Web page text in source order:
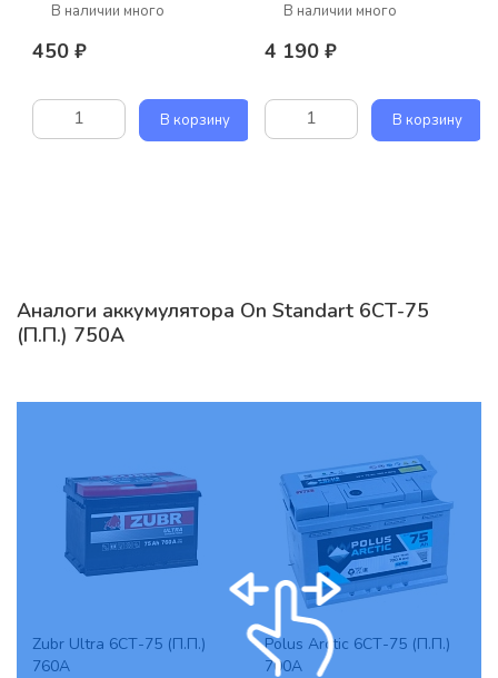
В наличии много
450 ₽
В корзину
В наличии много
4 190 ₽
В корзину
Аналоги аккумулятора On Standart 6СТ-75
(П.П.) 750А
Zubr Ultra 6СТ-75 (П.П.)
760А
Polus Arctic 6СТ-75 (П.П.)
700А